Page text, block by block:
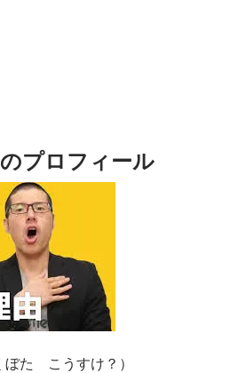
プロフィール
ぼた こうすけ？）